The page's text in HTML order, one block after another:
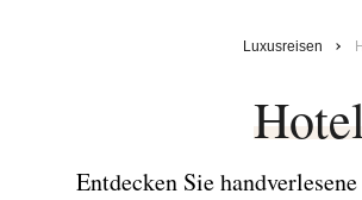
Luxusreisen
Entdecken Sie